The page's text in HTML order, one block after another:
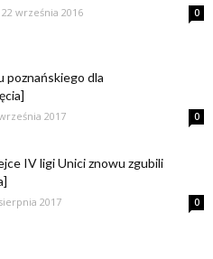
22 września 2016 0
poznańskiego dla
2017 0
IV ligi Unici znowu zgubili
2017 0